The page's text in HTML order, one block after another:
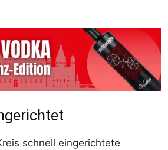
schnell eingerichtete